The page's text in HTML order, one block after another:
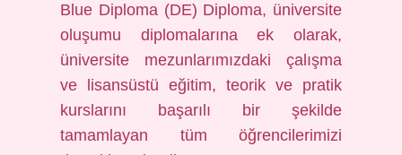
Blue Diploma (DE) Diploma, üniversite
oluşumu diplomalarına ek olarak,
üniversite mezunlarımızdaki çalışma
ve lisansüstü eğitim, teorik ve pratik
kurslarını başarılı bir şekilde
tamamlayan tüm öğrencilerimizi